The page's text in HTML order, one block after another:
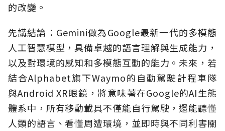
的改變。
先講結論：Gemini做為Google最新一代的多模態
人工智慧模型，具備卓越的語言理解與生成能力，
以及對環境的感知和多模態互動的能力。未來，若
結合Alphabet旗下Waymo的自動駕駛計程車隊
與Android XR眼鏡，將意味著在Google的AI生態
體系中，所有移動載具不僅能自行駕駛，還能聽懂
人類的語言、看懂周遭環境，並即時與不同利害關